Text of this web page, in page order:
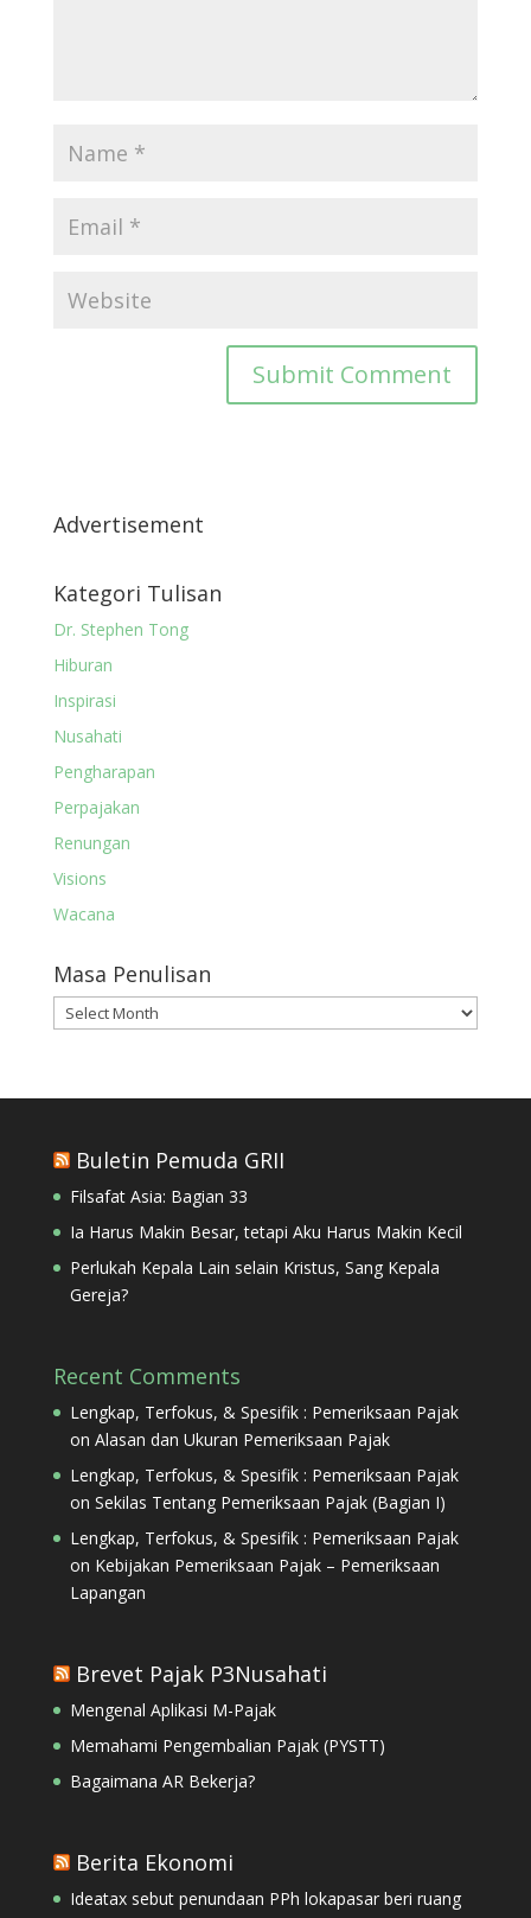
Advertisement
Kategori Tulisan
Dr. Stephen Tong
Hiburan
Inspirasi
Nusahati
Pengharapan
Perpajakan
Renungan
Visions
Wacana
Masa Penulisan
Masa
Penulisan
Buletin Pemuda GRII
Filsafat Asia: Bagian 33
Ia Harus Makin Besar, tetapi Aku Harus Makin Kecil
Perlukah Kepala Lain selain Kristus, Sang Kepala
Gereja?
Recent Comments
Lengkap, Terfokus, & Spesifik : Pemeriksaan Pajak
on Alasan dan Ukuran Pemeriksaan Pajak
Lengkap, Terfokus, & Spesifik : Pemeriksaan Pajak
on Sekilas Tentang Pemeriksaan Pajak (Bagian I)
Lengkap, Terfokus, & Spesifik : Pemeriksaan Pajak
on Kebijakan Pemeriksaan Pajak – Pemeriksaan
Lapangan
Brevet Pajak P3Nusahati
Mengenal Aplikasi M-Pajak
Memahami Pengembalian Pajak (PYSTT)
Bagaimana AR Bekerja?
Berita Ekonomi
Ideatax sebut penundaan PPh lokapasar beri ruang